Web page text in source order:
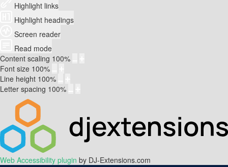
Highlight links
Highlight headings
Screen reader
Read mode
Content scaling 100%
Font size 100%
Line height 100%
Letter spacing 100%
Web Accessibility plugin by DJ-Extensions.com